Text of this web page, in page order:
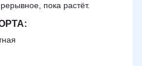
пока растёт.